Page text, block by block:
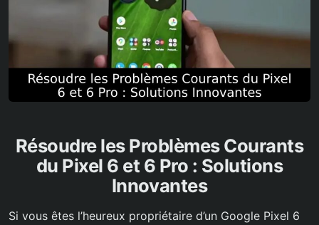
Résoudre les Problèmes Courants
du Pixel 6 et 6 Pro : Solutions
Innovantes
Si vous êtes l’heureux propriétaire d’un Google Pixel 6